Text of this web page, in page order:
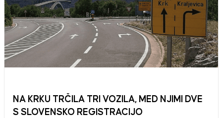
NA KRKU TRČILA TRI VOZILA, MED NJIMI DVE
S SLOVENSKO REGISTRACIJO